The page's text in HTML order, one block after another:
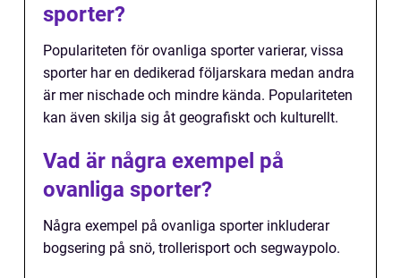
sporter?
Populariteten för ovanliga sporter varierar, vissa
sporter har en dedikerad följarskara medan andra
är mer nischade och mindre kända. Populariteten
kan även skilja sig åt geografiskt och kulturellt.
Vad är några exempel på
ovanliga sporter?
Några exempel på ovanliga sporter inkluderar
bogsering på snö, trollerisport och segwaypolo.